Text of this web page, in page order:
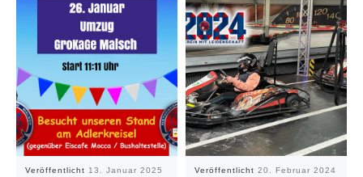
Veröffentlicht 13. Januar 2025 Veröffentlicht 20. Februar 2024